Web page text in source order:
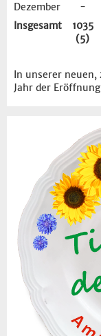
Dezember
-
Insgesamt
1035
(5)
In unserer
Jahr der